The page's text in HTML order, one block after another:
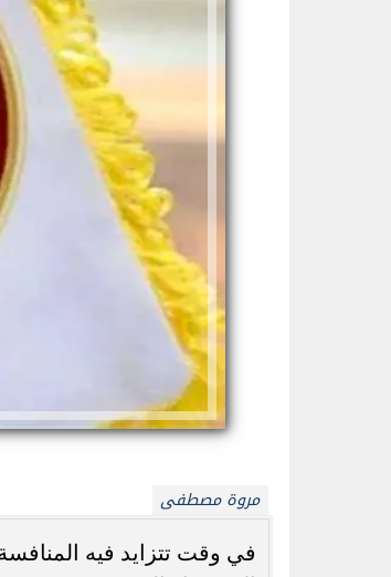
مروة مصطفى
في وقت تتزايد فيه
واتساب يطلق تحديثًا جديدًا.. ميزة @الكل